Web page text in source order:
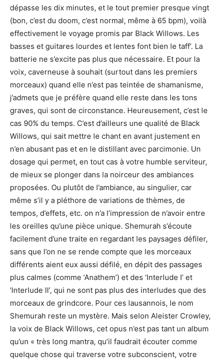
dépasse les dix minutes, et le tout premier presque vingt
(bon, c’est du doom, c’est normal, même à 65 bpm), voilà
effectivement le voyage promis par Black Willows. Les
basses et guitares lourdes et lentes font bien le taff’. La
batterie ne s’excite pas plus que nécessaire. Et pour la
voix, caverneuse à souhait (surtout dans les premiers
morceaux) quand elle n’est pas teintée de shamanisme,
j’admets que je préfère quand elle reste dans les tons
graves, qui sont de circonstance. Heureusement, c’est le
cas 90% du temps. C’est d’ailleurs une qualité de Black
Willows, qui sait mettre le chant en avant justement en
n’en abusant pas et en le distillant avec parcimonie. Un
dosage qui permet, en tout cas à votre humble serviteur,
de mieux se plonger dans la noirceur des ambiances
proposées. Ou plutôt de l’ambiance, au singulier, car
même s’il y a pléthore de variations de thèmes, de
tempos, d’effets, etc. on n’a l’impression de n’avoir entre
les oreilles qu’une pièce unique. Shemurah s’écoute
facilement d’une traite en regardant les paysages défiler,
sans que l’on ne se rende compte que les morceaux
différents aient eux aussi défilé, en dépit des passages
plus calmes (comme ‘Anathem’) et des ‘Interlude I’ et
‘Interlude II’, qui ne sont pas plus des interludes que des
morceaux de grindcore. Pour ces lausannois, le nom
Shemurah reste un mystère. Mais selon Aleister Crowley,
la voix de Black Willows, cet opus n’est pas tant un album
qu’un « très long mantra, qu’il faudrait écouter comme
quelque chose qui traverse votre subconscient, votre